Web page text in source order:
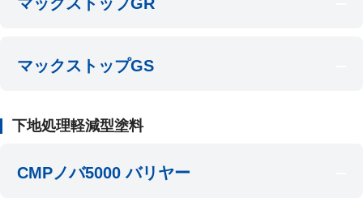
マックストップGS
下地処理軽減型塗料
CMPノバ5000 バリヤー